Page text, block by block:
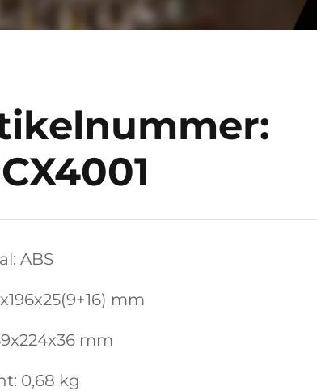
ABS
mm
mm
0,68 kg